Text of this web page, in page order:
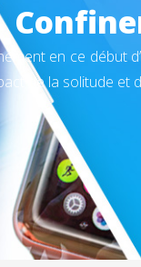
en ce début
de la solitude et